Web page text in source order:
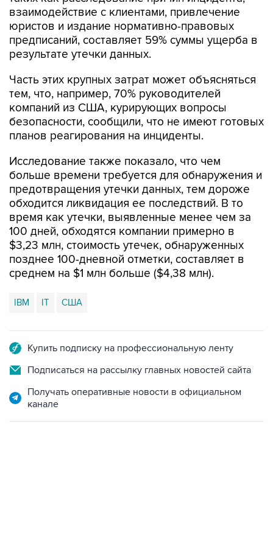
взаимодействие с клиентами, привлечение
юристов и издание нормативно-правовых
предписаний, составляет 59% суммы ущерба в
результате утечки данных.
Часть этих крупных затрат может объясняться
тем, что, например, 70% руководителей
компаний из США, курирующих вопросы
безопасности, сообщили, что не имеют готовых
планов реагирования на инциденты.
Исследование также показало, что чем
больше времени требуется для обнаружения и
предотвращения утечки данных, тем дороже
обходится ликвидация ее последствий. В то
время как утечки, выявленные менее чем за
100 дней, обходятся компании примерно в
$3,23 млн, стоимость утечек, обнаруженных
позднее 100-дневной отметки, составляет в
среднем на $1 млн больше ($4,38 млн).
IBM IT США
Купить подписку на профессиональную ленту
Подписаться на рассылку главных новостей сайта
Получать оперативные новости в официальном
канале